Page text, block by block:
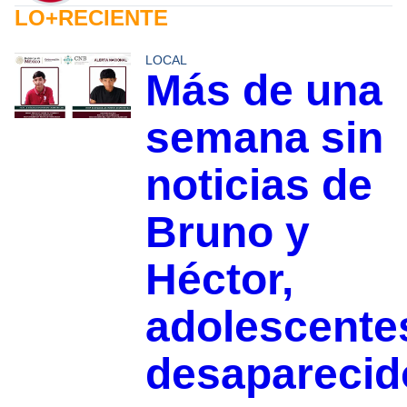
LO+RECIENTE
LOCAL
Más de una
semana sin
noticias de
Bruno y
Héctor,